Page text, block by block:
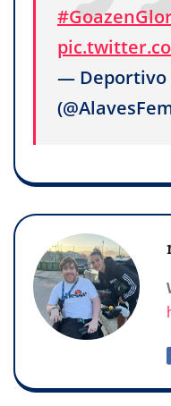
— Deportivo